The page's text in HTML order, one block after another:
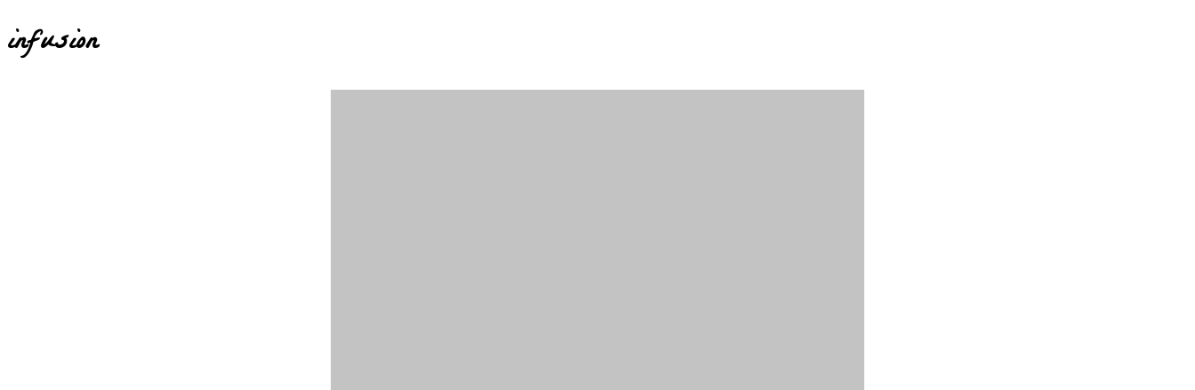
infusion